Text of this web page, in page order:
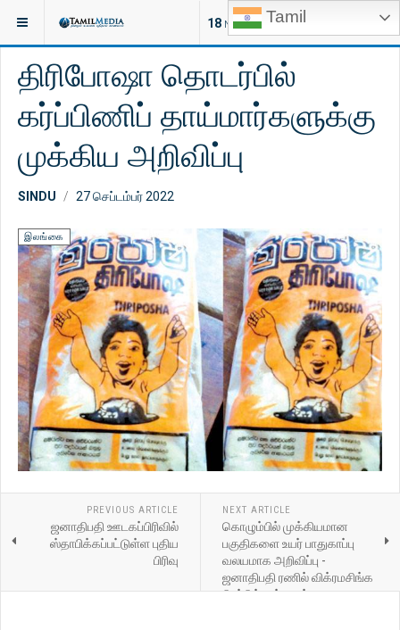
Tamil
18 NEW ARTICLES
இருக்குமிடம்: ஐரோப்பா
திரிபோஷா தொடர்பில்
கர்ப்பிணிப் தாய்மார்களுக்கு
முக்கிய அறிவிப்பு
SINDU 27 செப்டம்பர் 2022
இலங்கை
PREVIOUS ARTICLE
ஜனாதிபதி ஊடகப்பிரிவில்
ஸ்தாபிக்கப்பட்டுள்ள புதிய
பிரிவு
NEXT ARTICLE
கொழும்பில் முக்கியமான
பகுதிகளை உயர் பாதுகாப்பு
வலயமாக அறிவிப்பு -
ஜனாதிபதி ரணில் விக்ரமசிங்க
பிறப்பித்துள்ள உத்தரவு